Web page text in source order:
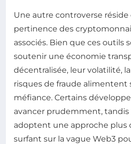
Une autre controverse réside
pertinence des
associés. Bien que ces outils
soutenir une économie
décentralisée, leur volatilité,
risques de fraude alimentent
méfiance. Certains
avancer prudemment, tandis
adoptent une approche plus
surfant sur la vague Web3